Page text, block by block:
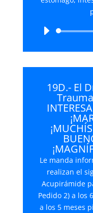
19D.- El
Le manda
realizan el
Acupirámide
Pedido 2) a los
a los 5 meses